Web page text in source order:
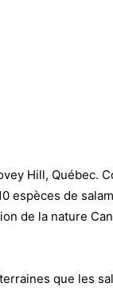
Hill, Québec.
espèces de
de la nature
que les